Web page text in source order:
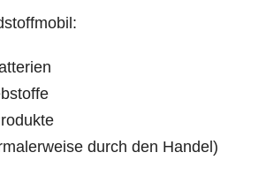
durch den Handel)